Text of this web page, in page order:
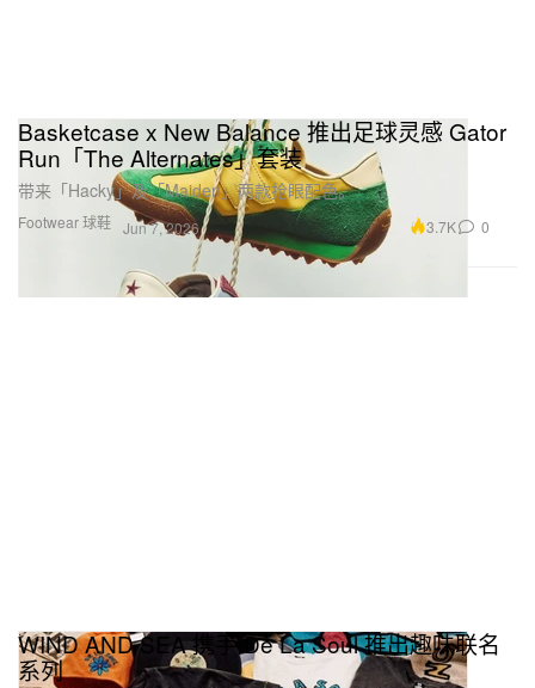
Footwear 球鞋
Basketcase x New Balance 推出足球灵感 Gator
Run「The Alternates」套装
带来「Hacky」及「Maiden」两款抢眼配色。
Jun 7, 2026 3.7K 0
WIND AND SEA 携手 De La Soul 推出趣味联名
系列